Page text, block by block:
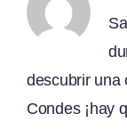
descubrir una
Condes ¡hay